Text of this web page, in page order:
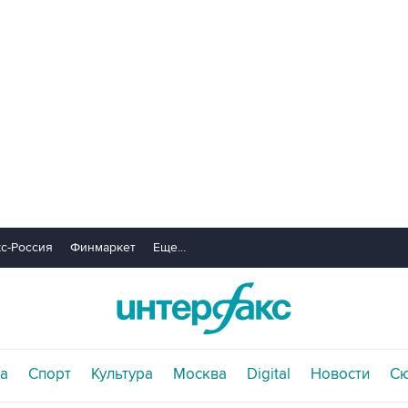
Россия Финмаркет Еще...
Спорт Культура Москва Digital Новости